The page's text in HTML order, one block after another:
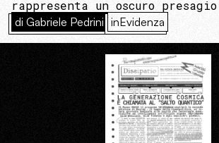
rappresenta un oscuro presagio
di Gabriele Pedrini inEvidenza